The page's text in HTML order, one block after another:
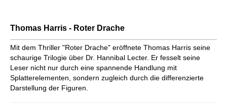
Thomas Harris - Roter Drache
Mit dem Thriller "Roter Drache" eröffnete Thomas Harris seine
schaurige Trilogie über Dr. Hannibal Lecter. Er fesselt seine
Leser nicht nur durch eine spannende Handlung mit
Splatterelementen, sondern zugleich durch die differenzierte
Darstellung der Figuren.